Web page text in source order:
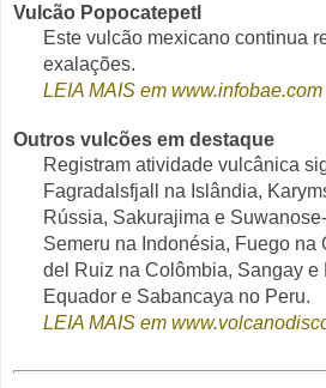
Vulcão Popocatepetl
Este vulcão mexicano continua
exalações.
LEIA MAIS em www.infobae.com
Outros vulcões em destaque
Registram atividade vulcânica
Fagradalsfjall na Islândia,
Rússia, Sakurajima e
Semeru na Indonésia, Fuego na
del Ruiz na Colômbia, Sangay e
Equador e Sabancaya no Peru.
LEIA MAIS em